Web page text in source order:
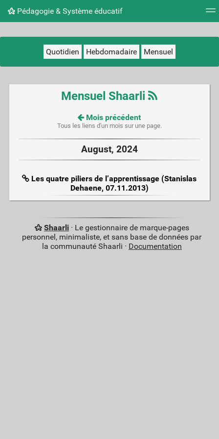
Pédagogie & Système éducatif
Quotidien Hebdomadaire Mensuel
Mensuel Shaarli
Mois précédent
Tous les liens d'un mois sur une page.
August, 2024
Les quatre piliers de l’apprentissage (Stanislas
Dehaene, 07.11.2013)
Shaarli· Le gestionnaire de marque-pages
personnel, minimaliste, et sans base de données par
la communauté Shaarli · Documentation